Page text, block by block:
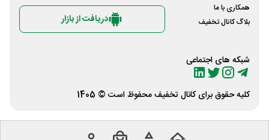
همکاری با ما
بلاگ کانال تخفیف
شبکه های اجتماعی
دریافت از بازار
کلیه حقوق برای کانال تخفیفمحفوظ است © 1405